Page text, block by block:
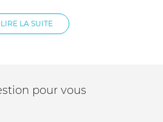
pas de BPA, BPS,
aromatiques
LIRE LA SUITE
pour vous